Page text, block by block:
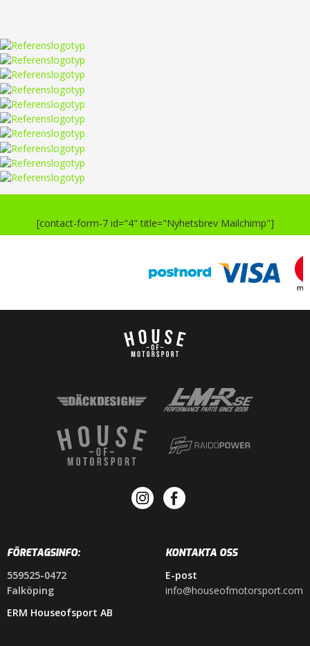
[contact-form-7 id="4" title="Nyhetsbrev Mailchimp"]
FÖRETAGSINFO:
559525-0472
Falköping
ERM Houseofsport AB
KONTAKTA OSS
E-post
info@houseofmotorsport.com